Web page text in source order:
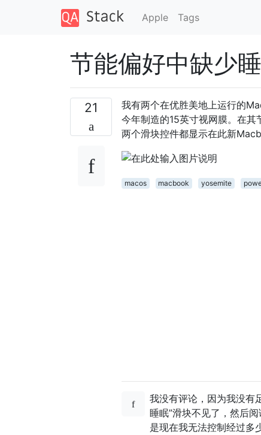
Apple Tags
节能偏好中缺少
21
我有两个在优胜美地上运行的
今年制造的15英寸视网膜。在
两个滑块控件都显示在此新
macos macbook yosemite
我没有评论，因为我没有
睡眠”滑块不见了，然后
是现在我无法控制经过多